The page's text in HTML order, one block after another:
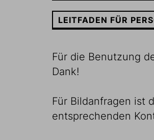
LEITFADEN FÜR
Für die Benutzung
Dank!
Für Bildanfragen ist
entsprechenden